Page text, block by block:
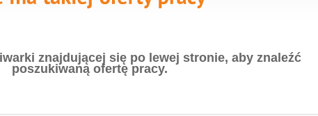
znajdującej się po lewej stronie, aby znaleźć
poszukiwaną ofertę pracy.